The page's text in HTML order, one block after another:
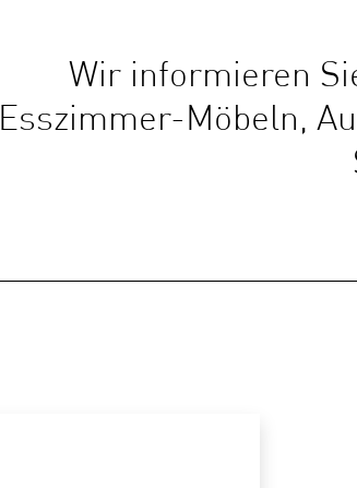
Wir informieren
Esszimmer-Möbeln,